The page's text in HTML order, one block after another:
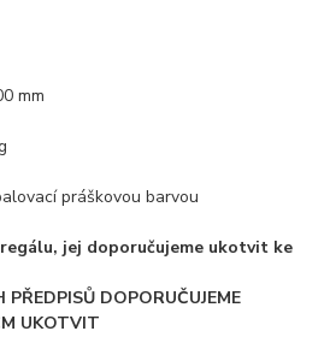
mm
práškovou barvou
jej doporučujeme ukotvit ke
DOPORUČUJEME
UKOTVIT